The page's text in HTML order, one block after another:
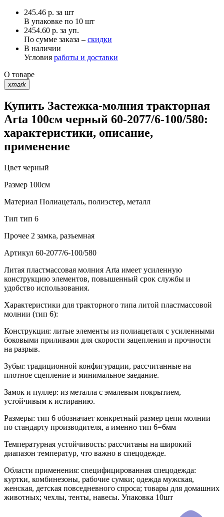
245.46 р. за шт
В упаковке по 10 шт
2454.60 р. за уп.
По сумме заказа – скидки
В наличии
Условия работы и доставки
О товаре
xmark
Купить Застежка-молния тракторная
Arta 100см черный 60-2077/6-100/580:
характеристики, описание,
применение
Цвет черный
Размер 100см
Материал Полиацеталь, полиэстер, металл
Тип тип 6
Прочее 2 замка, разъемная
Артикул 60-2077/6-100/580
Литая пластмассовая молния Arta имеет усиленную
конструкцию элементов, повышенный срок службы и
удобство использования.
Характеристики для тракторного типа литой пластмассовой
молнии (тип 6):
Конструкция: литые элементы из полиацеталя с усиленными
боковыми приливами для скорости зацепления и прочности
на разрыв.
Зубья: традиционной конфигурации, рассчитанные на
плотное сцепление и минимальное заедание.
Замок и пуллер: из металла с эмалевым покрытием,
устойчивым к истиранию.
Размеры: тип 6 обозначает конкретный размер цепи молнии
по стандарту производителя, а именно тип 6=6мм
Температурная устойчивость: рассчитаны на широкий
диапазон температур, что важно в спецодежде.
Области применения: специфицированная спецодежда:
куртки, комбинезоны, рабочие сумки; одежда мужская,
женская, детская повседневного спроса; товары для домашних
животных; чехлы, тенты, навесы. Упаковка 10шт